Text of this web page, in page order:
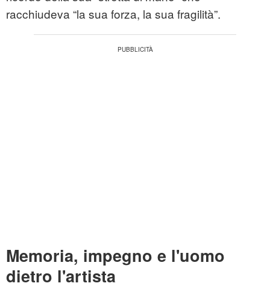
racchiudeva “la sua forza, la sua fragilità”.
Memoria, impegno e l'uomo
dietro l'artista